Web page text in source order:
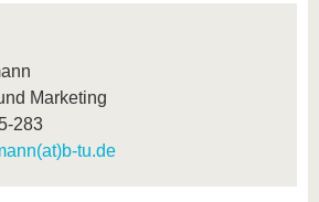
Marketing
283
tu.de